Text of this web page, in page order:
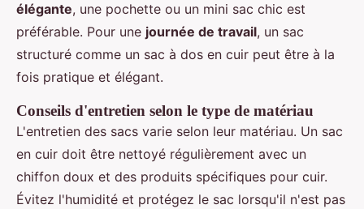
élégante, une pochette ou un mini sac chic est
préférable. Pour une journée de travail, un sac
structuré comme un sac à dos en cuir peut être à la
fois pratique et élégant.
Conseils d'entretien selon le type de matériau
L'entretien des sacs varie selon leur matériau. Un sac
en cuir doit être nettoyé régulièrement avec un
chiffon doux et des produits spécifiques pour cuir.
Évitez l'humidité et protégez le sac lorsqu'il n'est pas